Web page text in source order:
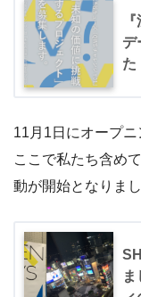
デ
た
11月1日にオープニ
ここで私たち含めて
動が開始となりまし